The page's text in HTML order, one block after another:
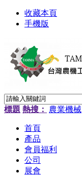
收藏本頁
手機版
標題 熱搜： 農業機械
首頁
產品
會員福利
公司
展會